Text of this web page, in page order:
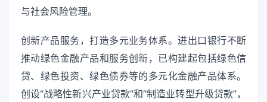
与社会风险管理。
创新产品服务，打造多元业务体系。进出口银行不断
推动绿色金融产品和服务创新，已构建起包括绿色信
贷、绿色投资、绿色债券等的多元化金融产品体系。
创设“战略性新兴产业贷款”和“制造业转型升级贷款”，